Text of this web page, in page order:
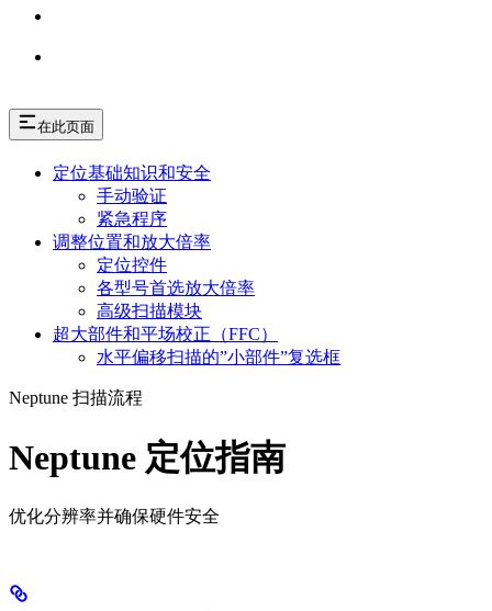
在此页面
定位基础知识和安全
手动验证
紧急程序
调整位置和放大倍率
定位控件
各型号首选放大倍率
高级扫描模块
超大部件和平场校正（FFC）
水平偏移扫描的”小部件”复选框
Neptune 扫描流程
Neptune 定位指南
优化分辨率并确保硬件安全